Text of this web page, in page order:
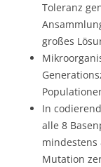
Toleranz
großes
In
alle 8
mindestens
Mutation